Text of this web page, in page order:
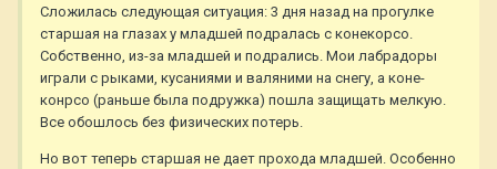
Сложилась следующая ситуация: 3 дня назад на прогулке
старшая на глазах у младшей подралась с конекорсо.
Собственно, из-за младшей и подрались. Мои лабрадоры
играли с рыками, кусаниями и валяними на снегу, а коне-
конрсо (раньше была подружка) пошла защищать мелкую.
Все обошлось без физических потерь.
Но вот теперь старшая не дает прохода младшей. Особенно